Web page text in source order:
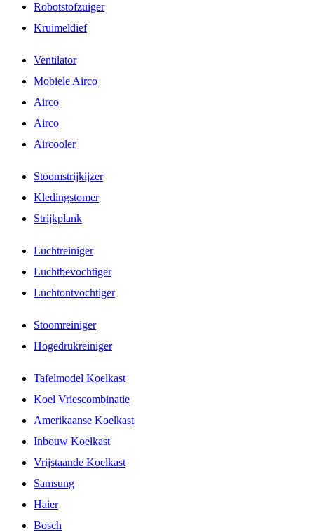
Robotstofzuiger
Kruimeldief
Ventilator
Mobiele Airco
Airco
Airco
Aircooler
Stoomstrijkijzer
Kledingstomer
Strijkplank
Luchtreiniger
Luchtbevochtiger
Luchtontvochtiger
Stoomreiniger
Hogedrukreiniger
Tafelmodel Koelkast
Koel Vriescombinatie
Amerikaanse Koelkast
Inbouw Koelkast
Vrijstaande Koelkast
Samsung
Haier
Bosch